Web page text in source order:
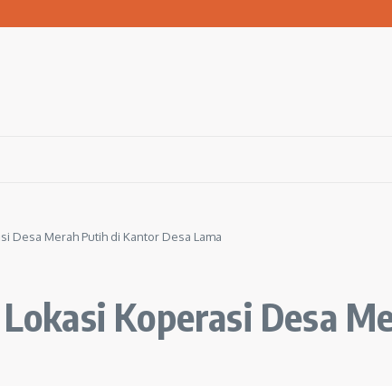
Seminar Golden Parenting
Desa Merah Putih di Kantor Desa Lama
Koperasi Desa